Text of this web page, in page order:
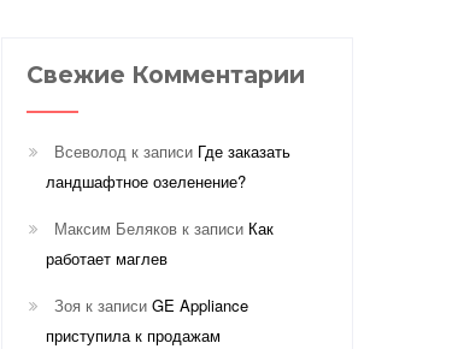
Свежие Комментарии
Всеволод к записи Где заказать
ландшафтное озеленение?
Максим Беляковк записи Как
работает маглев
Зоя к записи GE Appliance
приступила к продажам